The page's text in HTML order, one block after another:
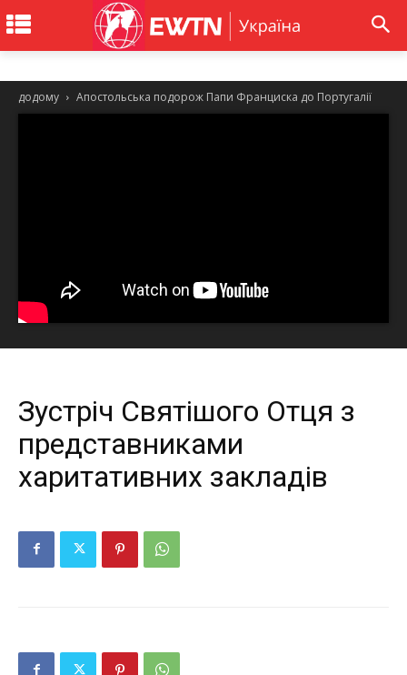
додому Апостольська подорож Папи Франциска до Португалії
Зустріч Святішого Отця з
представниками
харитативних закладів